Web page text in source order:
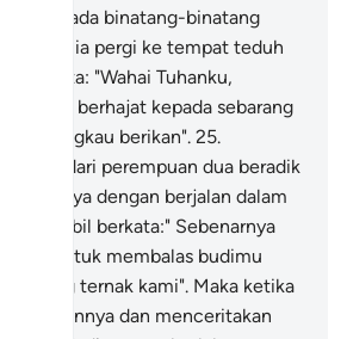
kepada binatang-binatang
ia pergi ke tempat teduh
berkata: "Wahai Tuhanku,
sangat berhajat kepada sebarang
yang Engkau berikan". 25.
dari perempuan dua beradik
dengan berjalan dalam
sambil berkata:" Sebenarnya
untuk membalas budimu
ternak kami". Maka ketika
dan menceritakan